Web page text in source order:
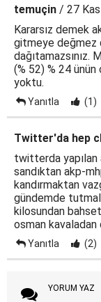
temuçin / 27
Kararsız demek
gitmeye değmez
dağıtamazsınız.
(% 52) % 24 ünün
yoktu.
Yanıtla (1)
Twitter'da hep
twitterda yapılan
sandıktan akp-
kandırmaktan
gündemde
kilosundan
osman kavaladan
Yanıtla (2)
YORUM YAZ